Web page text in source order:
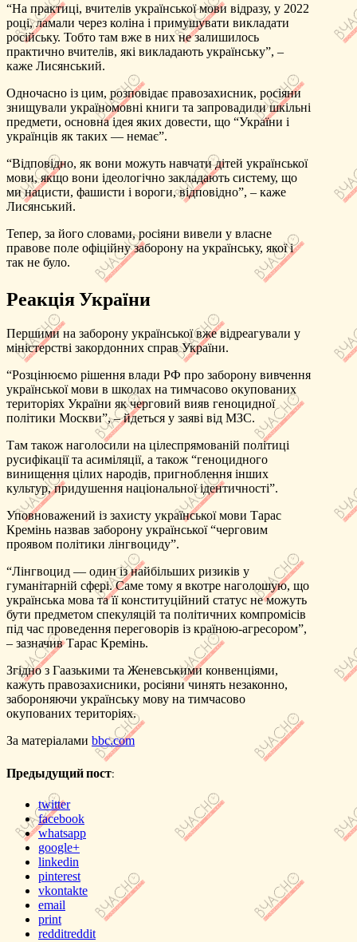
“На практиці, вчителів української мови відразу, у 2022
році, ламали через коліна і примушувати викладати
російську. Тобто там вже в них не залишилось
практично вчителів, які викладають українську”, –
каже Лисянський.
Одночасно із цим, розповідає правозахисник, росіяни
знищували україномовні книги та запровадили шкільні
предмети, основна ідея яких довести, що “України і
українців як таких — немає”.
“Відповідно, як вони можуть навчати дітей української
мови, якщо вони ідеологічно закладають систему, що
ми нацисти, фашисти і вороги, відповідно”, – каже
Лисянський.
Тепер, за його словами, росіяни вивели у власне
правове поле офіційну заборону на українську, якої і
так не було.
Реакція України
Першими на заборону української вже відреагували у
міністерстві закордонних справ України.
“Розцінюємо рішення влади РФ про заборону вивчення
української мови в школах на тимчасово окупованих
територіях України як черговий вияв геноцидної
політики Москви”, – йдеться у заяві від МЗС.
Там також наголосили на цілеспрямованій політиці
русифікації та асиміляції, а також “геноцидного
винищення цілих народів, пригноблення інших
культур, придушення національної ідентичності”.
Уповноважений із захисту української мови Тарас
Кремінь назвав заборону української “черговим
проявом політики лінгвоциду”.
“Лінгвоцид — один із найбільших ризиків у
гуманітарній сфері. Саме тому я вкотре наголошую, що
українська мова та її конституційний статус не можуть
бути предметом спекуляцій та політичних компромісів
під час проведення переговорів із країною-агресором”,
– зазначив Тарас Кремінь.
Згідно з Гаазькими та Женевськими конвенціями,
кажуть правозахисники, росіяни чинять незаконно,
забороняючи українську мову на тимчасово
окупованих територіях.
За матеріалами bbc.com
Предыдущий пост:
twitter
facebook
whatsapp
google+
linkedin
pinterest
vkontakte
email
print
redditreddit